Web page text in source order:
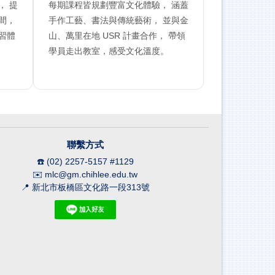
提
，
體
每期課程皆規劃豐富文化體驗， 涵蓋
手作工藝、書法與傳統藝術， 並與金
山、萬里在地 USR 計畫合作， 帶領
學員走出教室，感受文化溫度。
聯繫方式
☎️ (02) 2257-5157 #1129
✉️ mlc@gm.chihlee.edu.tw
📍 新北市板橋區文化路一段313號